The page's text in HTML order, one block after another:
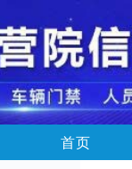
首页